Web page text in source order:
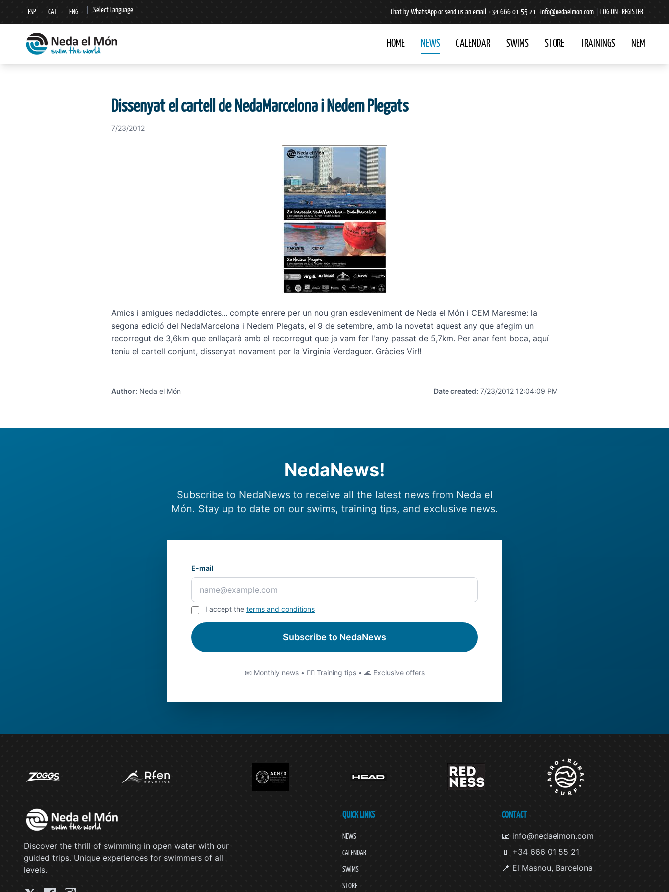
ESP CAT ENG Select Language
▼
Chat by WhatsApp or send us an email +34 666 01 55 21 info@nedaelmon.com LOG ON REGISTER
HOME NEWS CALENDAR SWIMS STORE TRAININGS NEM
Dissenyat el cartell de NedaMarcelona i Nedem Plegats
7/23/2012
Amics i amigues nedaddictes... compte enrere per un nou gran esdeveniment de Neda el Món i CEM Maresme: la
segona edició del NedaMarcelona i Nedem Plegats, el 9 de setembre, amb la novetat aquest any que afegim un
recorregut de 3,6km que enllaçarà amb el recorregut que ja vam fer l'any passat de 5,7km. Per anar fent boca, aquí
teniu el cartell conjunt, dissenyat novament per la Virginia Verdaguer. Gràcies Vir!!
Author: Neda el Món Date created: 7/23/2012 12:04:09 PM
NedaNews!
Subscribe to NedaNews to receive all the latest news from Neda el
Món. Stay up to date on our swims, training tips, and exclusive news.
E-mail
I accept the terms and conditions
Subscribe to NedaNews
📧 Monthly news • 🏊‍♂️ Training tips • 🌊 Exclusive offers
Discover the thrill of swimming in open water with our
guided trips. Unique experiences for swimmers of all
levels.
QUICK LINKS
NEWS
CALENDAR
SWIMS
STORE
CONTACT
📧 info@nedaelmon.com
📱 +34 666 01 55 21
📍 El Masnou, Barcelona